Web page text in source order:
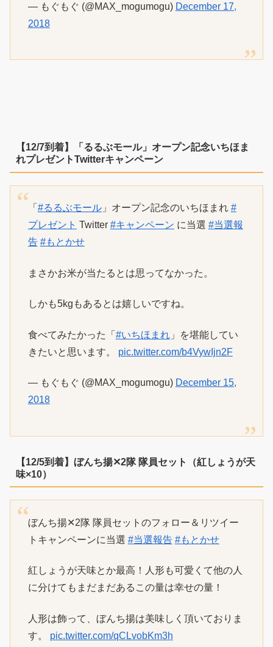
— もぐもぐ (@MAX_mogumogu) December 17,
2018
【12/7到着】「るるぶモール」オープン記念いちほま
れプレゼントTwitterキャンペーン
「 #るるぶモール」オープン記念のいちほまれ #
プレゼント Twitter #キャンペーン に当選 #当選報
告 #もとかせ
まさかお米が当たるとは思ってなかった。
しかも5kgもあるとは嬉しいですね。
食べてみたかった「 #いちほまれ」を堪能してい
きたいと思います。 pic.twitter.com/b4VywIjn2F
— もぐもぐ (@MAX_mogumogu) December 15,
2018
【12/5到着】ぼんち揚✕2隊 隊員セット（紅しょうが天
味×10）
ぼんち揚✕2隊 隊員セットのフォロー＆リツイー
トキャンペーンに当選 #当選報告 #もとかせ
紅しょうが天味とか最高！人形も可愛くて他の人
に分けてもまだまだあるこの量は幸せの量！
人形は飾って、ぼんち揚は美味しく頂いておりま
す。 pic.twitter.com/qCLvobKm3h